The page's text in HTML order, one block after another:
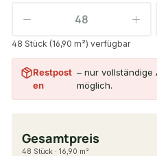
48 Stück (16,90 m²) verfügbar
Restpost
en
– nur vollständige
möglich.
Gesamtpreis
48 Stück · 16,90 m²